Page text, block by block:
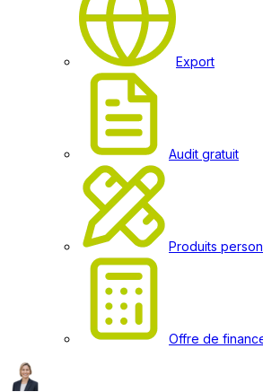
Export
Audit gratuit
Produits
Offre de